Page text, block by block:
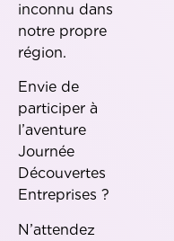
inconnu dans
notre propre
Envie de
participer à
l’aventure
Journée
Découvertes
Entreprises ?
N’attendez